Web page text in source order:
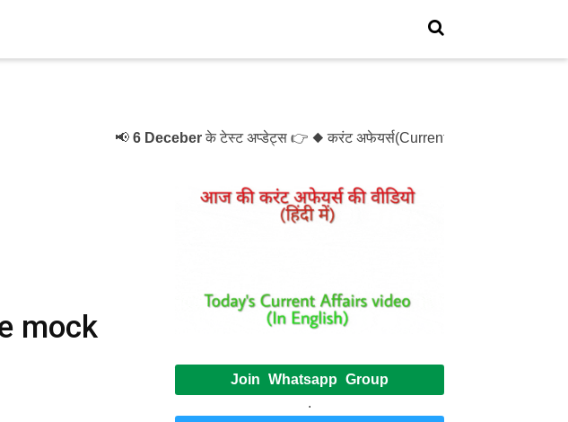
6 Deceberके टेस्ट अप्डेट्स 👉 ◆ करंट अफेयर्स(Current Affairs)- Test- 1214 ◆
mock
Join Whatsapp Group
.